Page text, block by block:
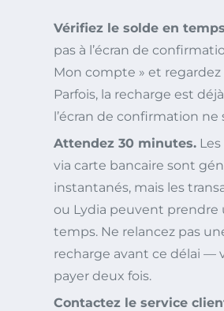
Vérifiez le solde en
pas à l’écran de
Mon compte » et regardez
Parfois, la recharge est
l’écran de confirmation ne
Attendez 30 minutes.
via carte bancaire sont
instantanés, mais les
ou Lydia peuvent prendre
temps. Ne relancez pas
recharge avant ce délai —
payer deux fois.
Contactez le service